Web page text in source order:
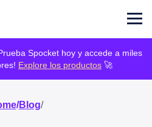
Spocket hoy y accede a miles
Explore los productos 🚀
/Blog/